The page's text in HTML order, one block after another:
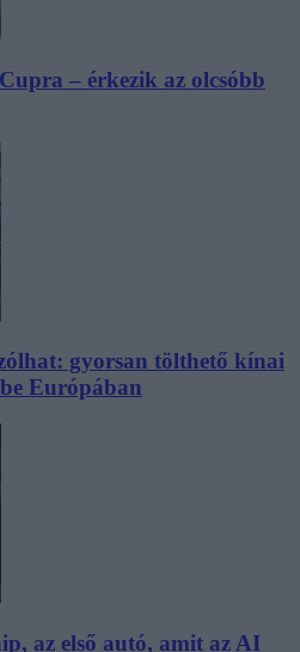
– érkezik az olcsóbb
gyorsan tölthető kínai
Európában
az első autó, amit az AI